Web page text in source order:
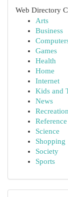
Web Directory
Arts
Business
Games
Health
Home
Internet
Kids and
News
Recreation
Reference
Science
Shopping
Society
Sports